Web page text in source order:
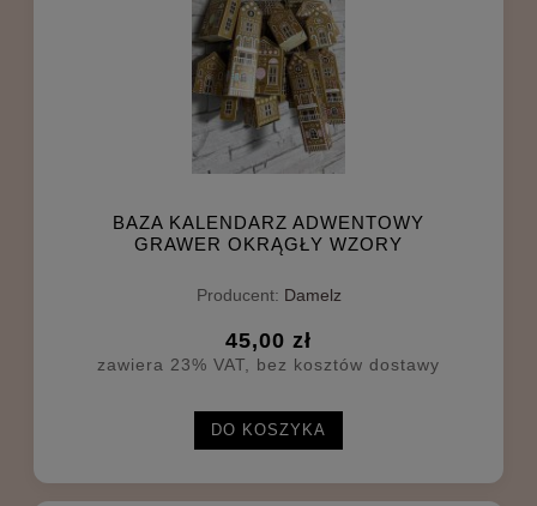
BAZA KALENDARZ ADWENTOWY
GRAWER OKRĄGŁY WZORY
Producent: Damelz
45,00 zł
zawiera 23% VAT, bez kosztów dostawy
DO KOSZYKA